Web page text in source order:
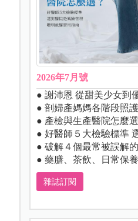
2026年7月號
● 謝沛恩 從甜美少女到
● 剖婦產媽媽各階段照
● 產檢與生產醫院怎麼
● 好醫師５大檢驗標準
● 破解４個最常被誤解
● 藥膳、茶飲、日常保
雜誌訂閱